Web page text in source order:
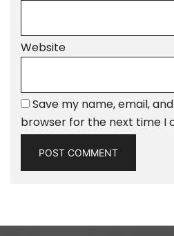
Website
Save my name, email,
browser for the next time I